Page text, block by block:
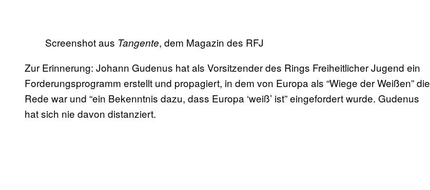
Screenshot aus Tangente, dem Magazin des RFJ
Zur Erinnerung: Johann Gudenus hat als Vorsitzender des Rings Freiheitlicher Jugend ein
Forderungsprogramm erstellt und propagiert, in dem von Europa als “Wiege der Weißen” die
Rede war und “ein Bekenntnis dazu, dass Europa ‘weiß’ ist” eingefordert wurde. Gudenus
hat sich nie davon distanziert.